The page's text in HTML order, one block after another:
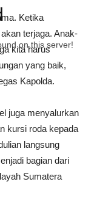
Ketika
terjaga. Anak-
kita harus
yang baik,
Kapolda.
juga menyalurkan
kursi roda kepada
langsung
bagian dari
Sumatera
on this server!